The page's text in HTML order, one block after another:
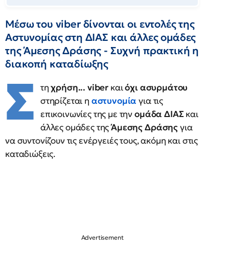
Μέσω του viber δίνονται οι εντολές της
Αστυνομίας στη ΔΙΑΣ και άλλες ομάδες
της Άμεσης Δράσης - Συχνή πρακτική η
διακοπή καταδίωξης
Σ τηχρήση... viber καιόχι ασυρμάτου
στηρίζεται η αστυνομία για τις
επικοινωνίες της με τηνομάδα ΔΙΑΣ και
άλλες ομάδες τηςΆμεσης Δράσηςγια
να συντονίζουν τις ενέργειές τους, ακόμη και στις
καταδιώξεις.